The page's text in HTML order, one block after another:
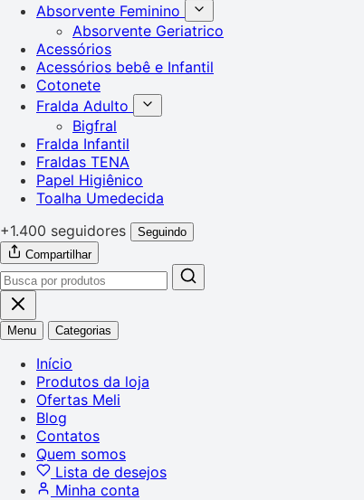
Absorvente Feminino
Absorvente Geriatrico
Acessórios
Acessórios bebê e Infantil
Cotonete
Fralda Adulto
Bigfral
Fralda Infantil
Fraldas TENA
Papel Higiênico
Toalha Umedecida
+1.400 seguidores
Seguindo
Compartilhar
Menu Categorias
Início
Produtos da loja
Ofertas Meli
Blog
Contatos
Quem somos
Lista de desejos
Minha conta